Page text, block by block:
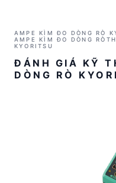
AMPE KÌM ĐO DÒNG RÒ
AMPE KÌM ĐO DÒNG RÒ
KYORITSU
ĐÁNH GIÁ KỸ
DÒNG RÒ